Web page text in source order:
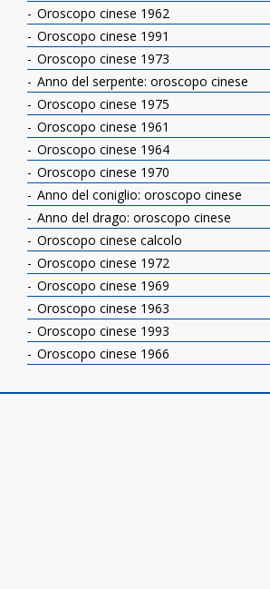
Oroscopo cinese 1962
Oroscopo cinese 1991
Oroscopo cinese 1973
Anno del serpente: oroscopo cinese
Oroscopo cinese 1975
Oroscopo cinese 1961
Oroscopo cinese 1964
Oroscopo cinese 1970
Anno del coniglio: oroscopo cinese
Anno del drago: oroscopo cinese
Oroscopo cinese calcolo
Oroscopo cinese 1972
Oroscopo cinese 1969
Oroscopo cinese 1963
Oroscopo cinese 1993
Oroscopo cinese 1966